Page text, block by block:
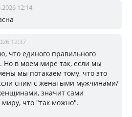
12:14
12:37
что единого правильного
Но в моем мире так, если мы
мы потакаем тому, что это
спим с женатыми мужчинами/
значит сами
что "так можно".